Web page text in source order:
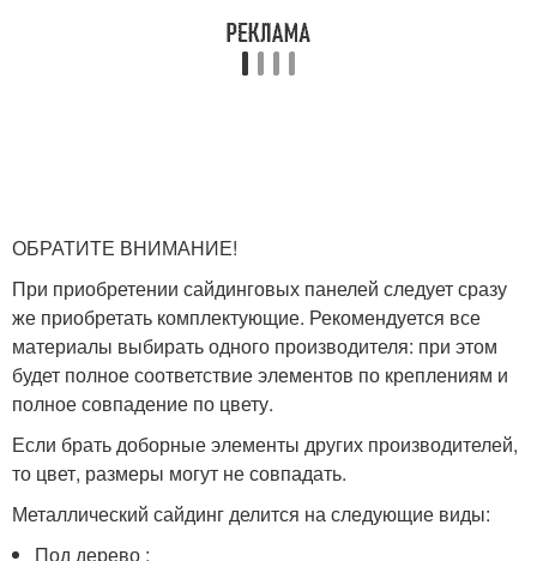
ОБРАТИТЕ ВНИМАНИЕ!
При приобретении сайдинговых панелей следует сразу
же приобретать комплектующие. Рекомендуется все
материалы выбирать одного производителя: при этом
будет полное соответствие элементов по креплениям и
полное совпадение по цвету.
Если брать доборные элементы других производителей,
то цвет, размеры могут не совпадать.
Металлический сайдинг делится на следующие виды:
Под дерево ;